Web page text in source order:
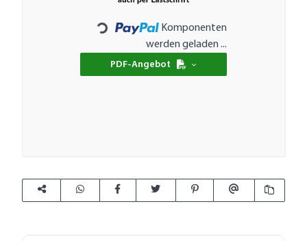
Loading...
Komponenten
werden geladen ...
PDF-Angebot